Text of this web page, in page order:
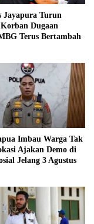
Jayapura Turun
Dugaan
Terus Bertambah
Imbau Warga Tak
Ajakan Demo di
Jelang 3 Agustus